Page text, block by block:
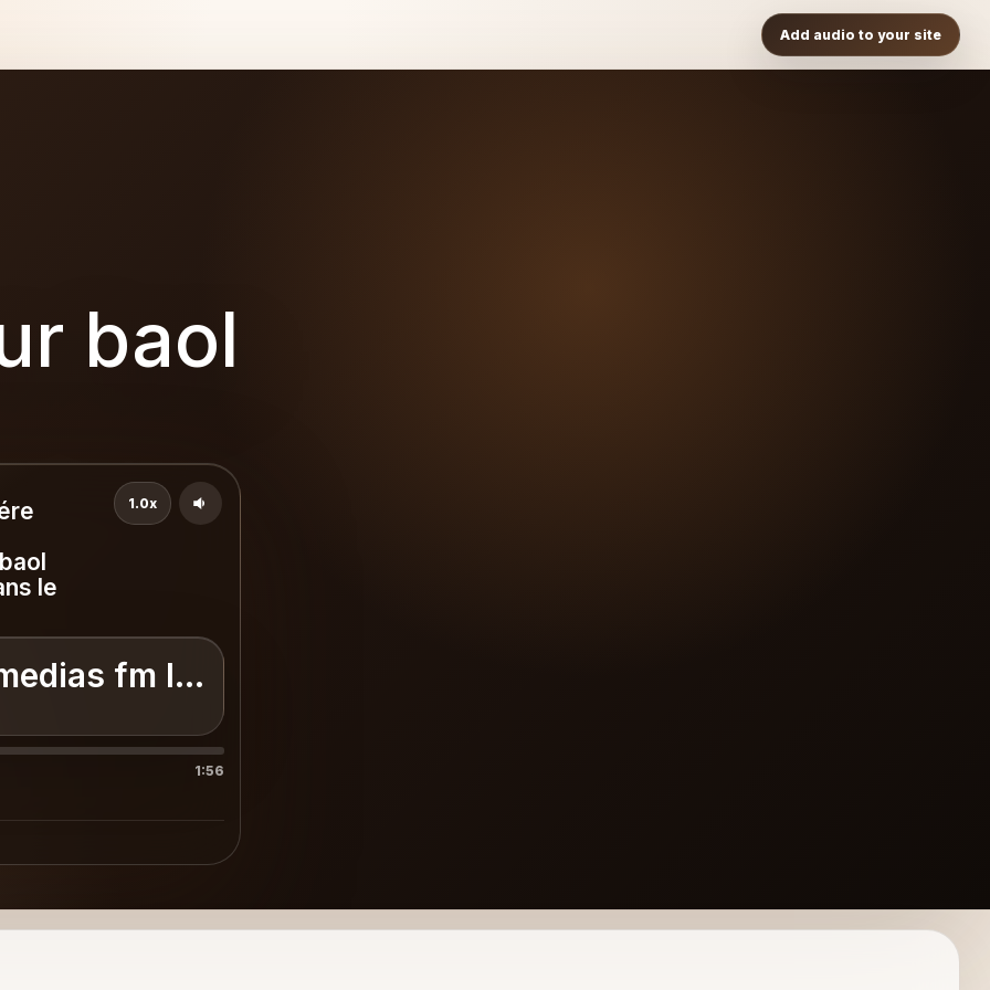
Add audio to your site
baol
le
fm la premiére radio en ligne dans le baol
1.0x
1:56